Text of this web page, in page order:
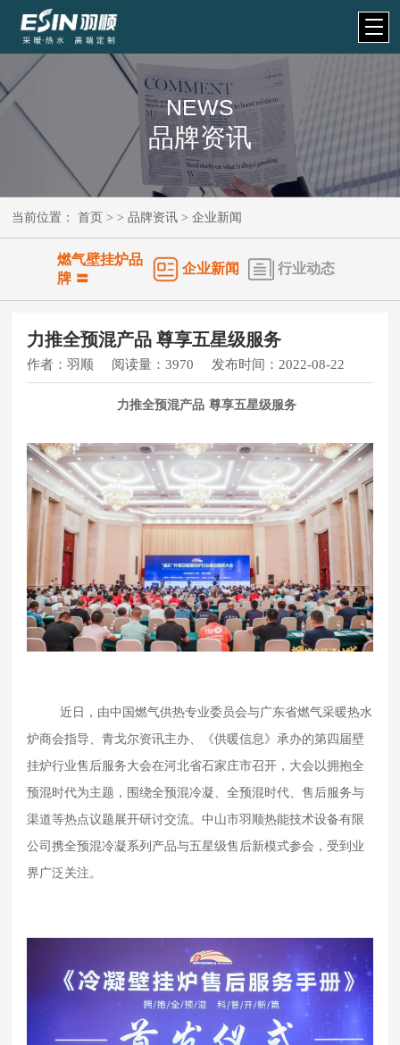
NEWS
品牌资讯
当前位置：首页 > >品牌资讯 >企业新闻
燃气壁挂炉品
牌 〓
企业新闻 行业动态
力推全预混产品 尊享五星级服务
作者：羽顺 阅读量：3970 发布时间： 2022-08-22
力推全预混产品 尊享五星级服务
近日，由中国燃气供热专业委员会与广东省燃气采暖热水
炉商会指导、青戈尔资讯主办、《供暖信息》承办的第四届壁
挂炉行业售后服务大会在河北省石家庄市召开，大会以拥抱全
预混时代为主题，围绕全预混冷凝、全预混时代、售后服务与
渠道等热点议题展开研讨交流。中山市羽顺热能技术设备有限
公司携全预混冷凝系列产品与五星级售后新模式参会，受到业
界广泛关注。